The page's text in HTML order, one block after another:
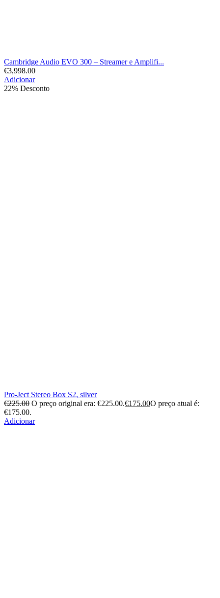
Cambridge Audio EVO 300 – Streamer e Amplifi...
€3,998.00
Adicionar
22% Desconto
Pro-Ject Stereo Box S2, silver
€225.00 O preço original era: €225.00.€175.00O preço atual é:
€175.00.
Adicionar